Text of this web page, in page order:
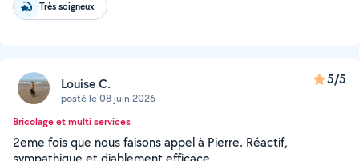
Très soigneux
Louise C.
posté le 08 juin 2026
5/5
Bricolage et multi services
2eme fois que nous faisons appel à Pierre. Réactif,